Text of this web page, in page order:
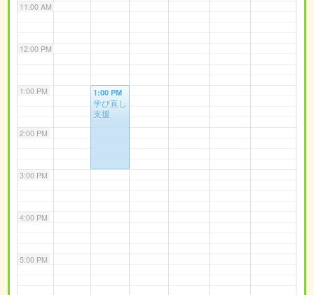
11:00 AM
12:00 PM
1:00 PM
2:00 PM
3:00 PM
4:00 PM
5:00 PM
1:00 PM
学び直し
支援